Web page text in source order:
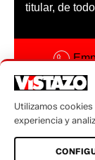
titular, de
Utilizamos
experiencia y